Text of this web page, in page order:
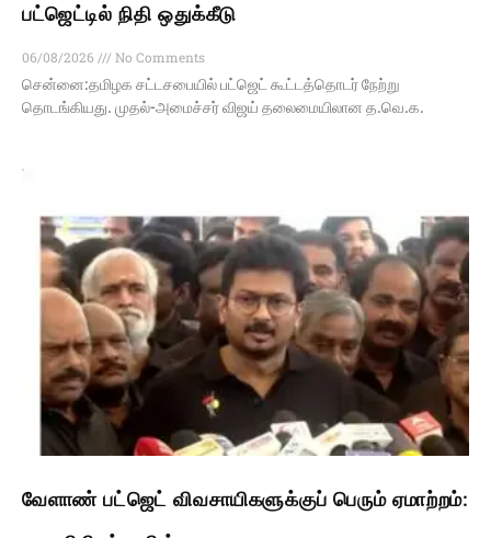
பட்ஜெட்டில் நிதி ஒதுக்கீடு
06/08/2026
No Comments
சென்னை:தமிழக சட்டசபையில் பட்ஜெட் கூட்டத்தொடர் நேற்று
தொடங்கியது. முதல்-அமைச்சர் விஜய் தலைமையிலான த.வெ.க.
வேளாண் பட்ஜெட் விவசாயிகளுக்குப் பெரும் ஏமாற்றம்: